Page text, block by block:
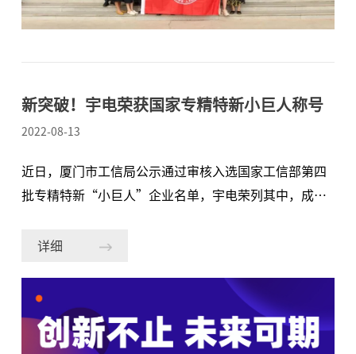
会。会上粟总介绍到精密仪器作为高端制造业的“命
脉”，是国家实现尖端制造、智能制造升级，解决“卡
仪表高端之路分享交流宇电30年聚焦温控仪表的创新，
通过技术创新，商业模式创新和服务
新突破！宇电荣获国家专精特新小巨人称号
2022-08-13
近日，厦门市工信局公示通过审核入选国家工信部第四
批专精特新“小巨人”企业名单，宇电荣列其中，成功
新“小巨人”企业，是指业绩良好、发展潜力和培育价
健康成长，最终成为行业中的“巨人”。入围企业由区
级推荐、市省逐级初核、评审后再推荐，经工信部条件
论证、部门会审、专家审核、公示等多个流程，最后给
详细